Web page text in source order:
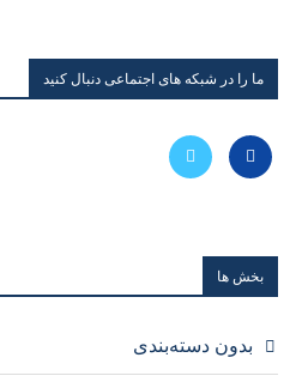
ما را در شبکه های اجتماعی دنبال کنید
بخش ها
بدون دسته‌بندی